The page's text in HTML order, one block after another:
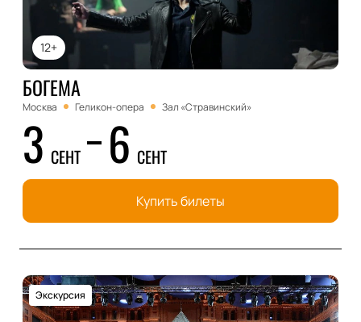
12+
БОГЕМА
Москва Геликон-опера Зал «Стравинский»
3 СЕНТ 6 СЕНТ
Купить билеты
Экскурсия